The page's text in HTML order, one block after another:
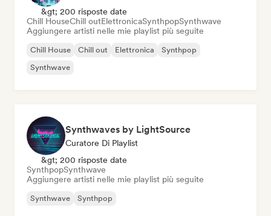
&gt; 200 risposte date
Chill HouseChill outElettronicaSynthpopSynthwave
Aggiungere artisti nelle mie playlist più seguite
Chill House Chill out Elettronica
Synthpop
Synthwave
Synthwaves by LightSource
Curatore Di Playlist
&gt; 200 risposte date
SynthpopSynthwave
Aggiungere artisti nelle mie playlist più seguite
Synthwave Synthpop